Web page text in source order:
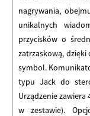
nagrywania,
unikalnych
przycisków o
zatrzaskową, dzięki
symbol.
typu Jack do
Urządzenie
w zestawie).